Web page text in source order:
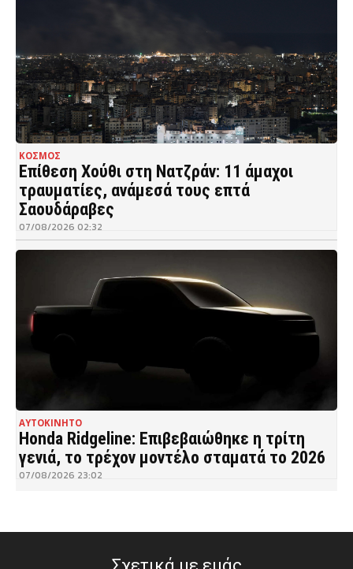
ΚΟΣΜΟΣ
Επίθεση Χούθι στη Νατζράν: 11 άμαχοι
τραυματίες, ανάμεσά τους επτά
Σαουδάραβες
07/08/2026 02:32
ΑΥΤΟΚΙΝΗΤΟ
Honda Ridgeline: Επιβεβαιώθηκε η τρίτη
γενιά, το τρέχον μοντέλο σταματά το 2026
07/08/2026 23:02